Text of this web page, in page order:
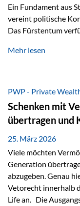
Ein Fundament aus
vereint politische
Das Fürstentum
monarchischen
und Unternehmen.
Staatsfinanzierung:
Staatsschulden auf,
Interessen der
Besonders
liechtensteinischen
Mehr lesen
PWP - Private
Schenken mit
übertragen und
25. März 2026
Viele möchten
Generation
abzugeben. Genau
Vetorecht innerhalb
Life an. Die